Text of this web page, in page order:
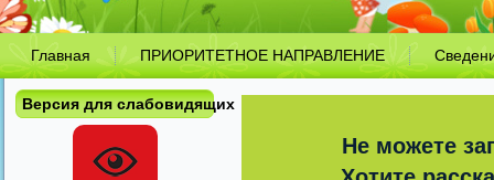
Главная ПРИОРИТЕТНОЕ НАПРАВЛЕНИЕ
Версия для слабовидящих
Не можете